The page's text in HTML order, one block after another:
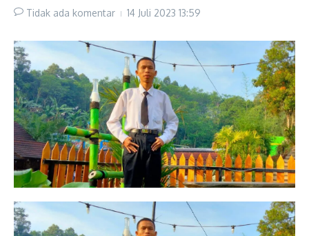
Tidak ada komentar 14 Juli 2023 13:59